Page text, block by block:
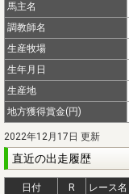
馬主名
調教師名
生産牧場
生年月日
生産地
地方獲得賞金(円)
2022年12月17日 更新
直近の出走履歴
日付 R レース名